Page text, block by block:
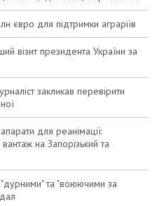
євро для підтримки аграріїв
візит президента України за
закликав перевірити
для реанімації:
на Запорізький та
"дурними" та "воюючими за